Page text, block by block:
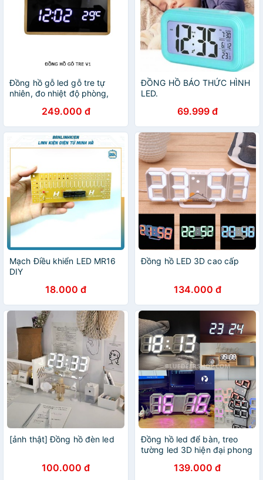
Đồng hồ gỗ led gỗ tre tự
nhiên, đo nhiệt độ phòng,
249.000 đ
ĐỒNG HỒ BÁO THỨC HÌNH
LED.
69.999 đ
Mạch Điều khiển LED MR16
DIY
18.000 đ
Đồng hồ LED 3D cao cấp
134.000 đ
[ảnh thật] Đồng hồ đèn led
100.000 đ
Đồng hồ led để bàn, treo
tường led 3D hiện đại phong
139.000 đ